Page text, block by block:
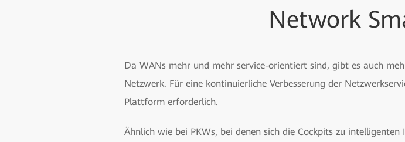
Network
Da WANs mehr und mehr service-orientiert sind, gibt es auch
Netzwerk. Für eine kontinuierliche Verbesserung der
Plattform erforderlich.
Ähnlich wie bei PKWs, bei denen sich die Cockpits zu